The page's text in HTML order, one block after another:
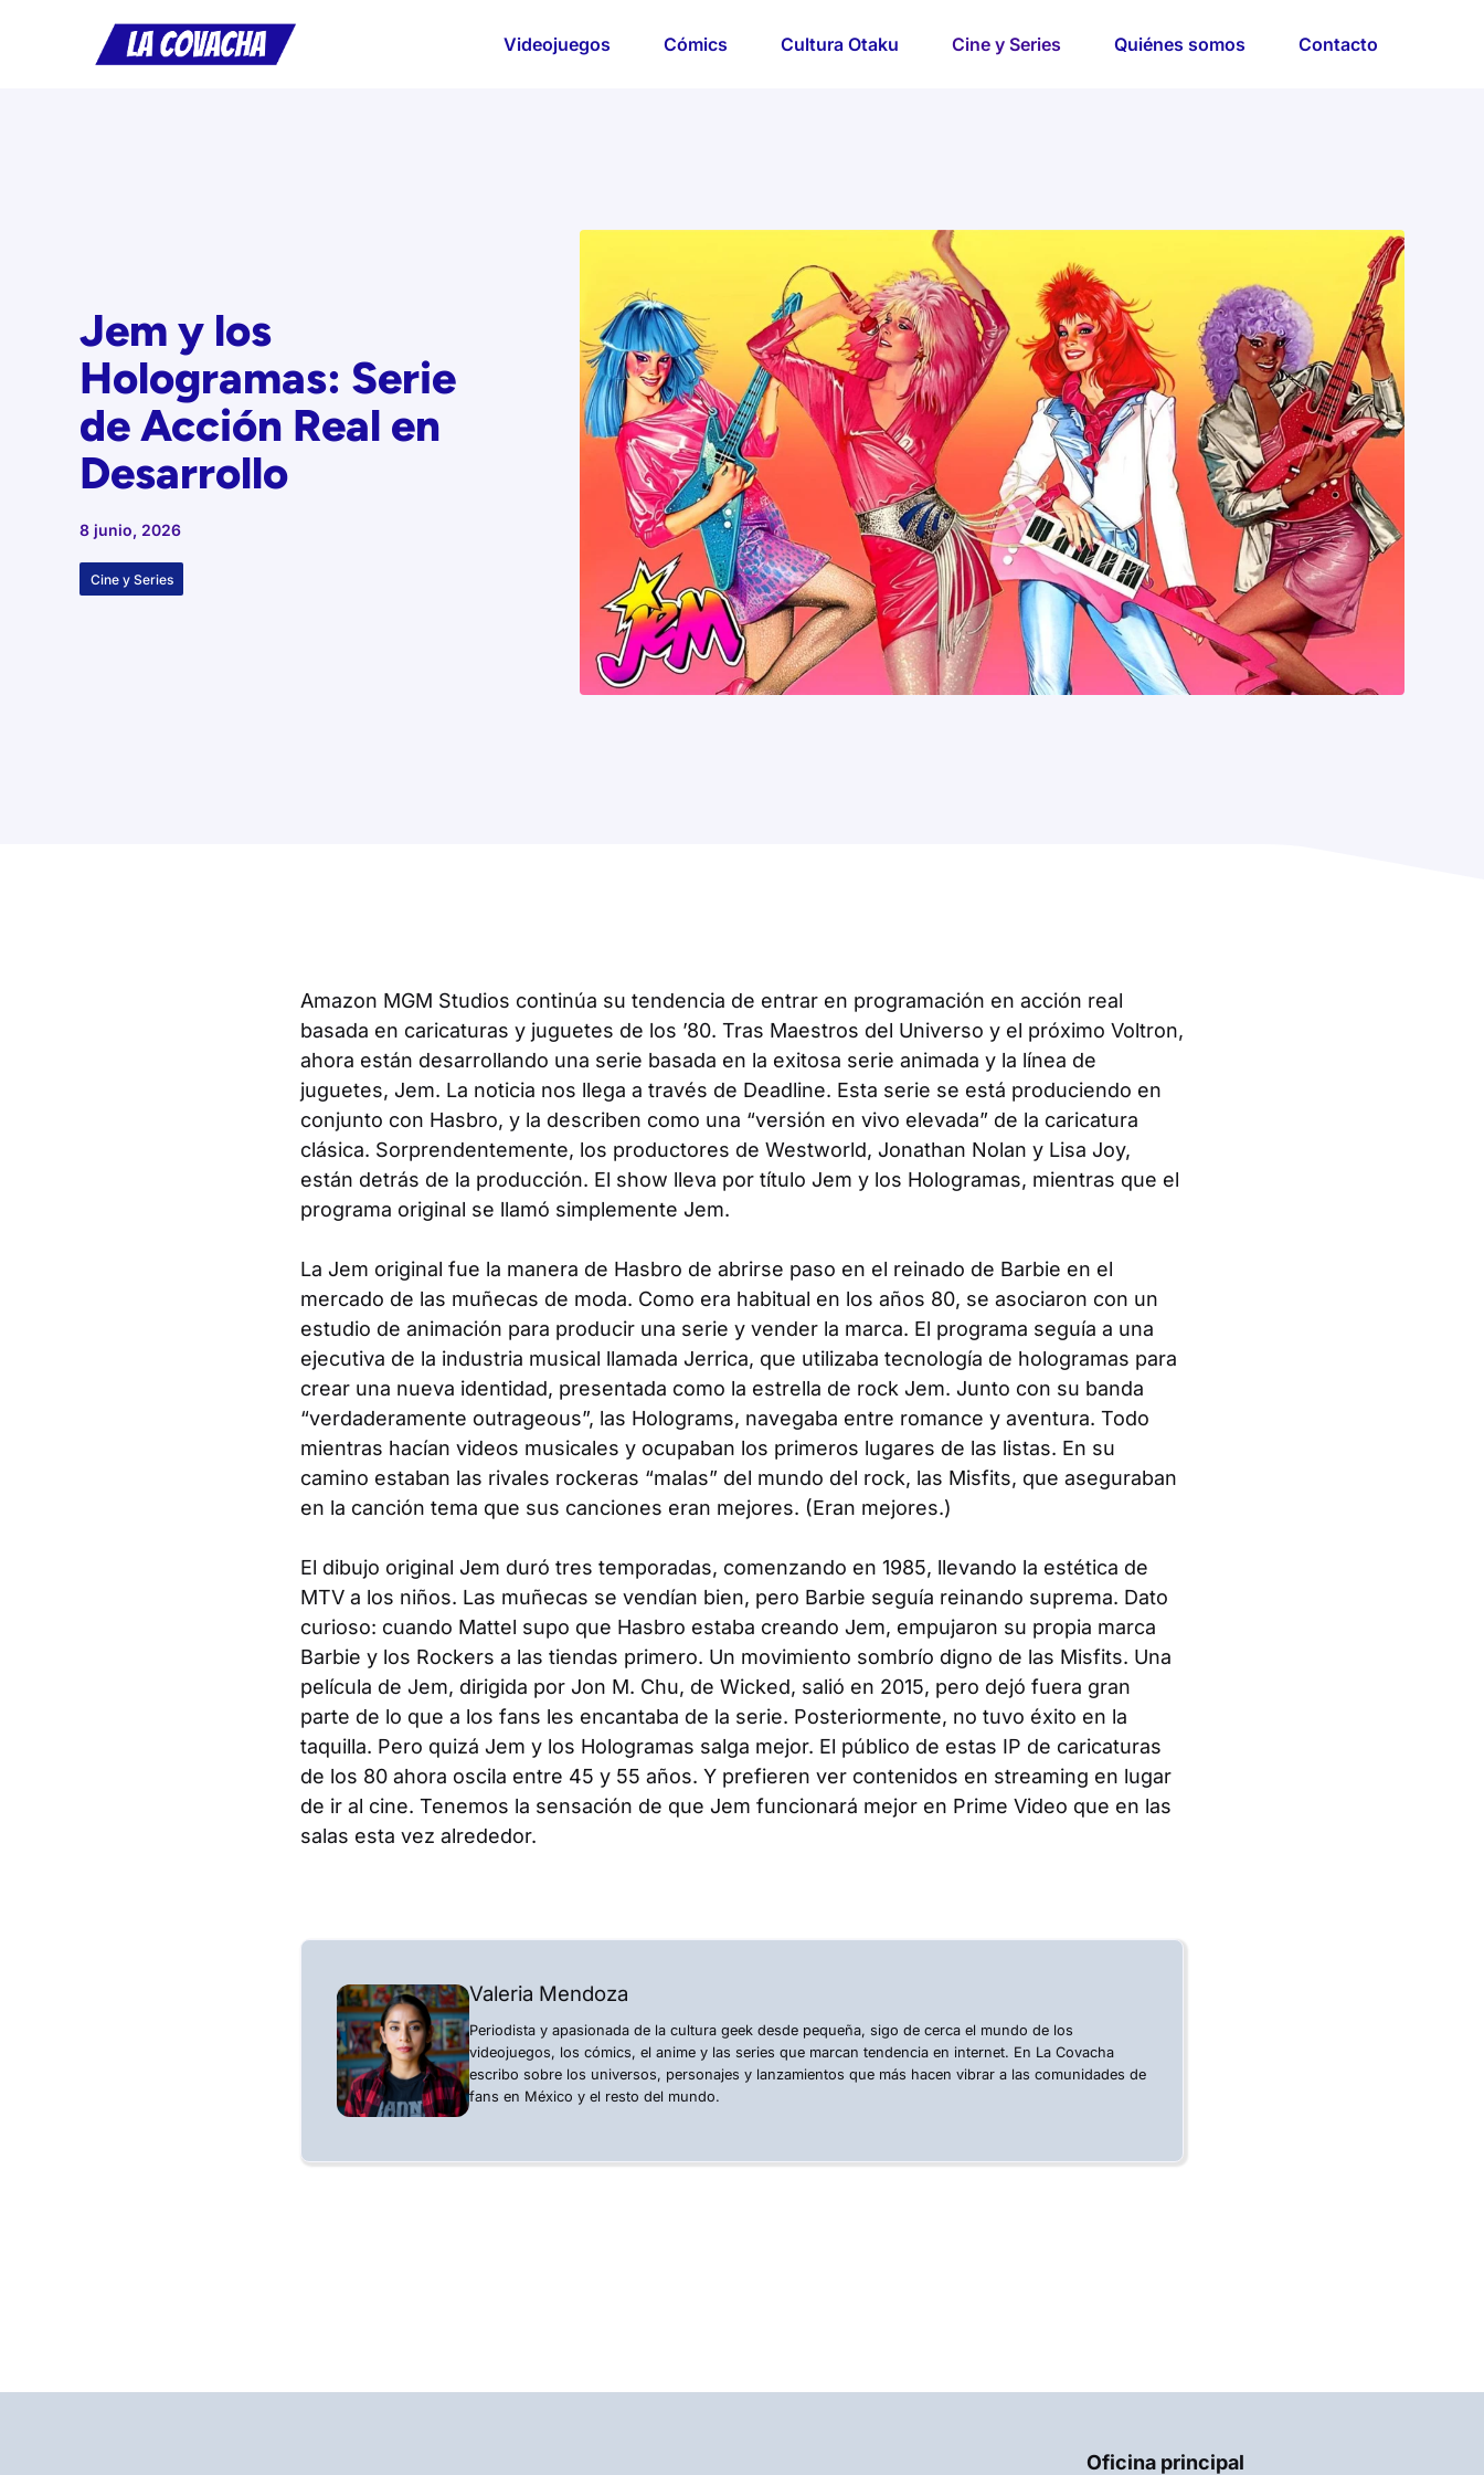
Videojuegos Cómics Cultura Otaku Cine y Series Quiénes somos Contacto
Jem y los
Hologramas: Serie
de Acción Real en
Desarrollo
8 junio, 2026
Cine y Series
Amazon MGM Studios continúa su tendencia de entrar en programación en acción real
basada en caricaturas y juguetes de los ’80. Tras Maestros del Universo y el próximo Voltron,
ahora están desarrollando una serie basada en la exitosa serie animada y la línea de
juguetes, Jem. La noticia nos llega a través de Deadline. Esta serie se está produciendo en
conjunto con Hasbro, y la describen como una “versión en vivo elevada” de la caricatura
clásica. Sorprendentemente, los productores de Westworld, Jonathan Nolan y Lisa Joy,
están detrás de la producción. El show lleva por título Jem y los Hologramas, mientras que el
programa original se llamó simplemente Jem.
La Jem original fue la manera de Hasbro de abrirse paso en el reinado de Barbie en el
mercado de las muñecas de moda. Como era habitual en los años 80, se asociaron con un
estudio de animación para producir una serie y vender la marca. El programa seguía a una
ejecutiva de la industria musical llamada Jerrica, que utilizaba tecnología de hologramas para
crear una nueva identidad, presentada como la estrella de rock Jem. Junto con su banda
“verdaderamente outrageous”, las Holograms, navegaba entre romance y aventura. Todo
mientras hacían videos musicales y ocupaban los primeros lugares de las listas. En su
camino estaban las rivales rockeras “malas” del mundo del rock, las Misfits, que aseguraban
en la canción tema que sus canciones eran mejores. (Eran mejores.)
El dibujo original Jem duró tres temporadas, comenzando en 1985, llevando la estética de
MTV a los niños. Las muñecas se vendían bien, pero Barbie seguía reinando suprema. Dato
curioso: cuando Mattel supo que Hasbro estaba creando Jem, empujaron su propia marca
Barbie y los Rockers a las tiendas primero. Un movimiento sombrío digno de las Misfits. Una
película de Jem, dirigida por Jon M. Chu, de Wicked, salió en 2015, pero dejó fuera gran
parte de lo que a los fans les encantaba de la serie. Posteriormente, no tuvo éxito en la
taquilla. Pero quizá Jem y los Hologramas salga mejor. El público de estas IP de caricaturas
de los 80 ahora oscila entre 45 y 55 años. Y prefieren ver contenidos en streaming en lugar
de ir al cine. Tenemos la sensación de que Jem funcionará mejor en Prime Video que en las
salas esta vez alrededor.
Valeria Mendoza
Periodista y apasionada de la cultura geek desde pequeña, sigo de cerca el mundo de los
videojuegos, los cómics, el anime y las series que marcan tendencia en internet. En La Covacha
escribo sobre los universos, personajes y lanzamientos que más hacen vibrar a las comunidades de
fans en México y el resto del mundo.
Oficina principal